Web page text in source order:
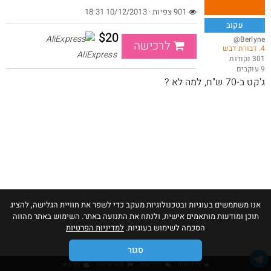
ארוחת ראנץ בשווי 54 ב25 שח
₪25.0
@EyalIK70
אנו משתמשים בעוגיות ובטכנולוגיות מעקב כדי לשפר את חוויית הגלישה, להציג
תוכן ומודעות מותאמים אישית, ולנתח את התנועה באתר. השימוש באתר מהווה
הסכמה לשימוש בעוגיות. למדיניות הפרטיות
סגור
עקוב
@Berlyne
4. דבורת דבש
301 נקודות
9 עוקבים
לרכישה $20
AliExpress
ג'קט ב-70 ש"ח, למה לא ?